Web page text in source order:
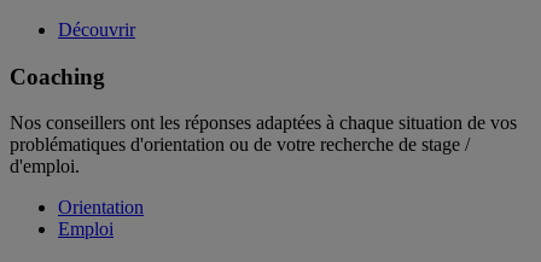
Découvrir
Coaching
Nos conseillers ont les réponses adaptées à chaque situation de vos
problématiques d'orientation ou de votre recherche de stage /
d'emploi.
Orientation
Emploi